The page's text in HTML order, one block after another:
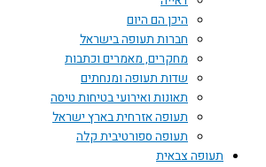
היכן הם היום
חברות תעופה בישראל
מחקרים, מאמרים וכתבות
שדות תעופה ומנחתים
תאונות ואירועי בטיחות טיסה
תעופה אזרחית בארץ ישראל
תעופה ספורטיבית קלה
תעופה צבאית